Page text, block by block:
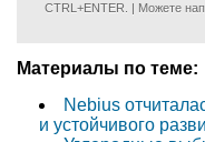
CTRL+ENTER. | Можете
Материалы по теме:
Nebius
и устойчивого